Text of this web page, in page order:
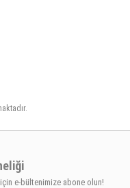
e-bültenimize abone olun!